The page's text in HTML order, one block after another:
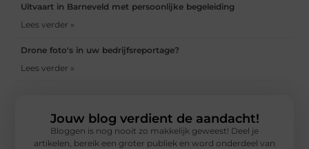
Uitvaart in Barneveld met persoonlijke begeleiding
Lees verder »
Drone foto's in uw bedrijfsreportage?
Lees verder »
Jouw blog verdient de aandacht!
Bloggen is nog nooit zo makkelijk geweest! Deel je
artikelen, bereik een groter publiek en word onderdeel van